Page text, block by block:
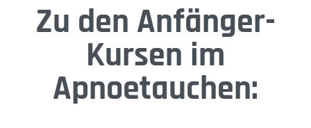
Zu den Anfänger-
Kursen im
Apnoetauchen: